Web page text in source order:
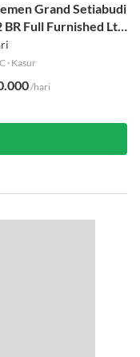
Grand Setiabudi
BR Full Furnished Lt
· Kasur
/hari